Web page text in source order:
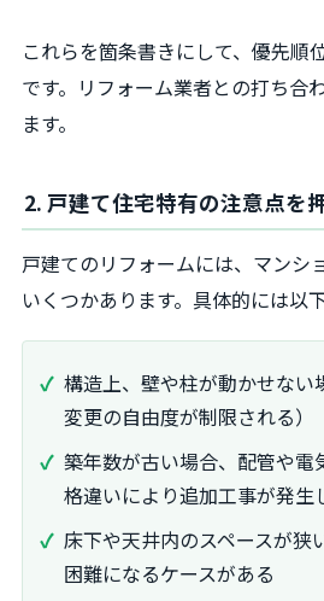
これらを箇条書きにして、優先順
です。リフォーム業者との打ち合
ます。
2. 戸建て住宅特有の注意点を
戸建てのリフォームには、マンシ
いくつかあります。具体的には以
構造上、壁や柱が動かせない
変更の自由度が制限される）
築年数が古い場合、配管や電
格違いにより追加工事が発生
床下や天井内のスペースが狭
困難になるケースがある